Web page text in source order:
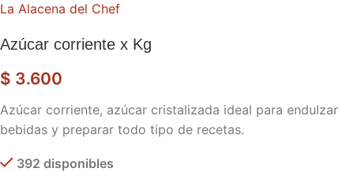
La Alacena del Chef
Azúcar corriente x Kg
$ 3.600
Azúcar corriente, azúcar cristalizada ideal para endulzar
bebidas y preparar todo tipo de recetas.
392 disponibles